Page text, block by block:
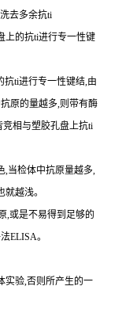
去多余抗ti
上的抗ti进行专一性键
抗ti进行专一性键结,由
原的量越多,则带有酶
竞相与塑胶孔盘上抗ti
,当检体中抗原量越多,
越浅。
,或是不易得到足够的
ELISA。
实验,否则所产生的一